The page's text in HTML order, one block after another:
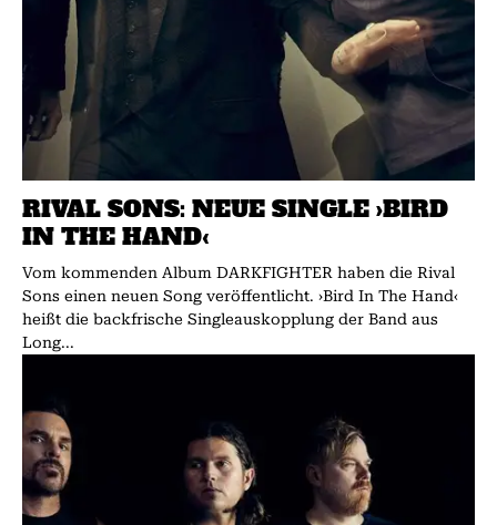
RIVAL SONS: NEUE SINGLE ›BIRD
IN THE HAND‹
Vom kommenden Album DARKFIGHTER haben die Rival
Sons einen neuen Song veröffentlicht. ›Bird In The Hand‹
heißt die backfrische Singleauskopplung der Band aus
Long...